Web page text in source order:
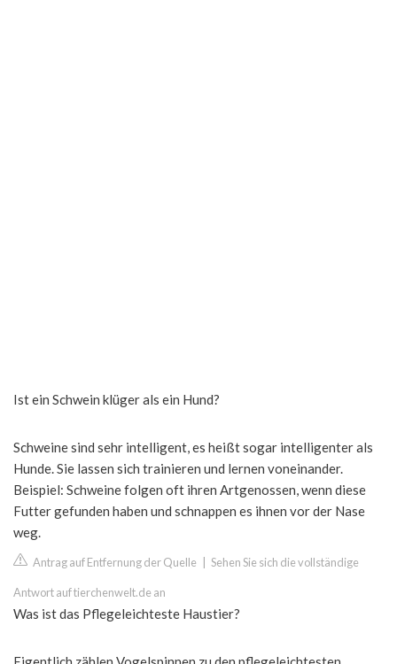
Ist ein Schwein klüger als ein Hund?
Schweine sind sehr intelligent, es heißt sogar intelligenter als
Hunde. Sie lassen sich trainieren und lernen voneinander.
Beispiel: Schweine folgen oft ihren Artgenossen, wenn diese
Futter gefunden haben und schnappen es ihnen vor der Nase
weg.
Antrag auf Entfernung der Quelle Sehen Sie sich die vollständige
Antwort auf tierchenwelt.de an
Was ist das Pflegeleichteste Haustier?